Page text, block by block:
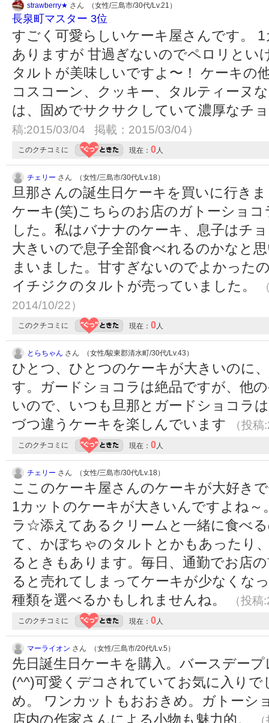
strawberry★ さん （女性/三島市/30代/Lv.21）
長泉町マスター 3位
すごく可愛らしいケーキ屋さんです。
ありますが 甘過ぎないのでペロリとい
タルトが美味しいですよ〜！ ケーキの
コスコーン、クッキー、タルティーヌ
は、固めでサクサクしていて濃厚なチ
稿:2015/03/04 掲載：2015/03/04）
このクチコミに 現在： 0 人
チェリー さん （女性/三島市/30代/Lv.18）
旦那さんの誕生日ケーキを買いに行き
ケーキ(笑)こちらのお店のガトーショ
した。私はバナナのケーキ、息子はチ
大きいので息子全部食べれるのかなと
まいました。甘すぎないのでよかった
イチジクのタルトが売っていました。
2014/10/22）
このクチコミに 現在： 0 人
とらちゃん さん （女性/駿東郡清水町/30代/Lv.43）
ひとつ、ひとつのケーキが大きいのに
す。ガードショコラは絶品ですが、他
いので、いつも旦那とガードショコラ
づつ違うケーキを楽しんでいます
（投
このクチコミに 現在： 0 人
チェリー さん （女性/三島市/30代/Lv.18）
ここのケーキ屋さんのケーキが大好き
1カットのケーキが大きいんですよね
ラ☆添えてあるクリームと一緒に食べ
て、かぼちゃのタルトとかもあったり
るときもあります。毎日、通勤でお店
ると売れてしまってケーキが少なくな
種類を選べるかもしれませんね。
（投
このクチコミに 現在： 0 人
マーライオン さん （女性/三島市/20代/Lv.5）
先日誕生日ケーキを購入。バースデー
(^^)可愛くデコされていてお気に入りで
め。 ワンカットもおおきめ。ガトーシ
店内の作家さんによる小物も魅力的。